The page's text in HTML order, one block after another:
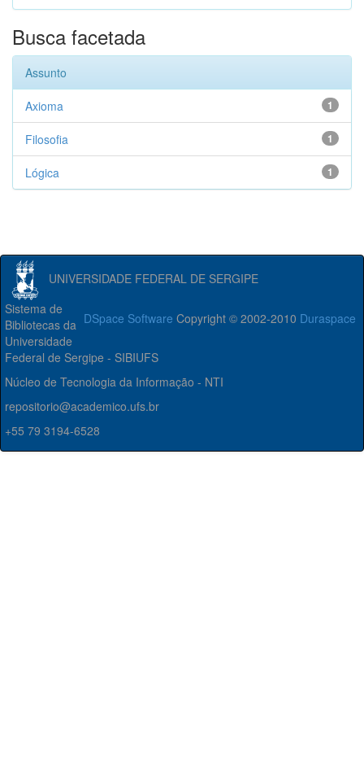
Busca facetada
Assunto
1
Axioma
1
Filosofia
1
Lógica
UNIVERSIDADE FEDERAL DE SERGIPE
DSpace Software Copyright © 2002-2010 Duraspace
Sistema de
Bibliotecas da
Universidade
Federal de Sergipe - SIBIUFS
Núcleo de Tecnologia da Informação - NTI
repositorio@academico.ufs.br
+55 79 3194-6528